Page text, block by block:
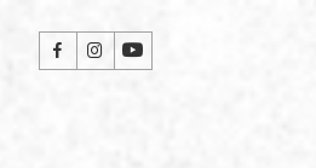
directement
Retrouvez-
nous